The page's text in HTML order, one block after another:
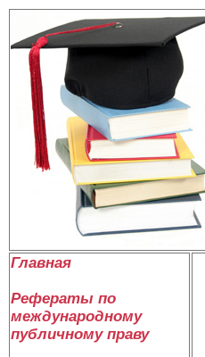
Главная
Рефераты по
международному
публичному праву